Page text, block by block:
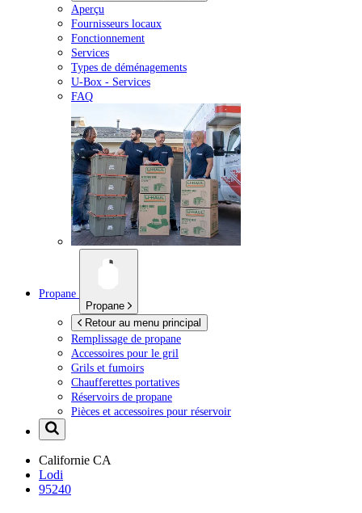
Aperçu
Fournisseurs locaux
Fonctionnement
Services
Types de déménagements
U-Box - Services
FAQ
Propane
Propane
Retour au menu principal
Remplissage de propane
Accessoires pour le gril
Grils et fumoirs
Chaufferettes portatives
Réservoirs de propane
Pièces et accessoires pour réservoir
Californie CA
Lodi
95240